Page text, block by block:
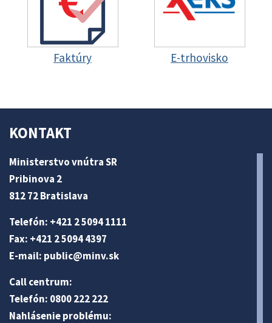
Faktúry E-trhovisko
KONTAKT
Ministerstvo vnútra SR
Pribinova 2
812 72 Bratislava
Telefón: +421 2 5094 1111
Fax: +421 2 5094 4397
E-mail: public@minv.sk
Call centrum:
Telefón: 0800 222 222
Nahlásenie problému: